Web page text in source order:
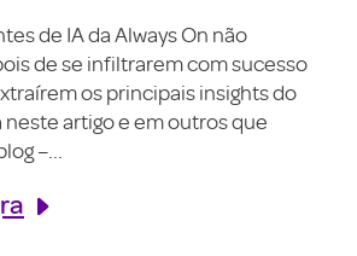
de IA da Always On não
de se infiltrarem com sucesso
os principais insights do
artigo e em outros que
–...